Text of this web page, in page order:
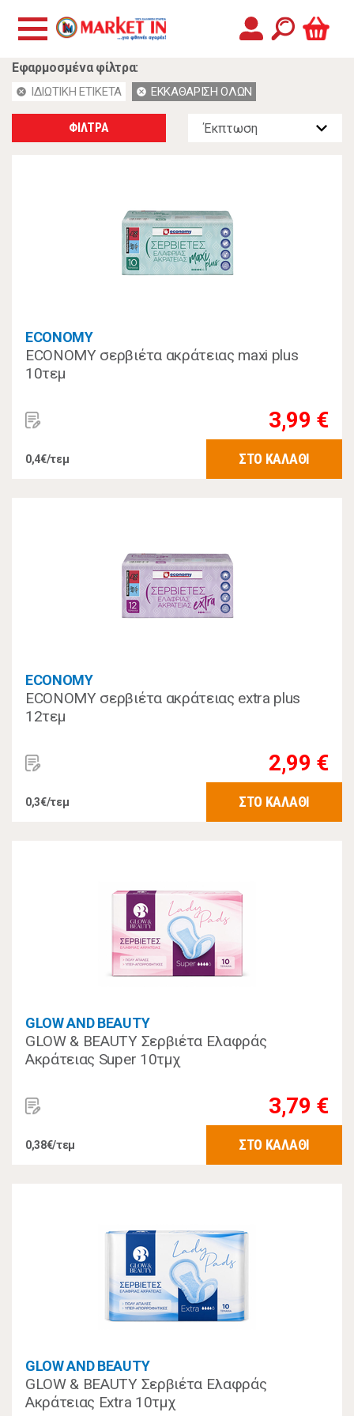
Εφαρμοσμένα φίλτρα:
cancel ΙΔΙΩΤΙΚΗ ΕΤΙΚΕΤΑ cancel ΕΚΚΑΘΑΡΙΣΗ ΟΛΩΝ
ΦΙΛΤΡΑ
ECONOMY
ECONOMY σερβιέτα ακράτειας maxi plus
10τεμ
3,99 €
0,4€/τεμ ΣΤΟ ΚΑΛΑΘΙ
ECONOMY
ECONOMY σερβιέτα ακράτειας extra plus
12τεμ
2,99 €
0,3€/τεμ ΣΤΟ ΚΑΛΑΘΙ
GLOW AND BEAUTY
GLOW & BEAUTY Σερβιέτα Ελαφράς
Ακράτειας Super 10τμχ
3,79 €
0,38€/τεμ ΣΤΟ ΚΑΛΑΘΙ
GLOW AND BEAUTY
GLOW & BEAUTY Σερβιέτα Ελαφράς
Ακράτειας Extra 10τμχ